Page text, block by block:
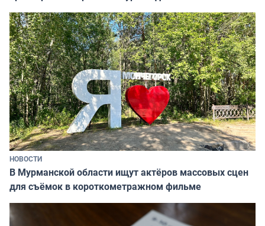
НОВОСТИ
В Мурманской области ищут актёров массовых сцен
для съёмок в короткометражном фильме